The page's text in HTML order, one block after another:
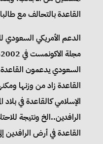
القاعدة بالتحالف مع
الدعم الأمريكي السعودي
السعودي يدعمون
القاعدة زاد من وزنها
الإسلامي كالقاعدة في
الرافدين..الخ ونتيجة
القاعدة في أرض الرافدين